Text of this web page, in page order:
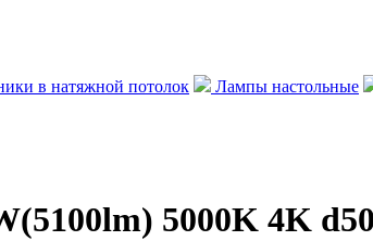
в натяжной потолок Лампы настольные
5000K 4K